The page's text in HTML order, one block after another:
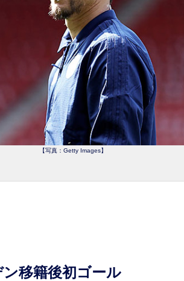
【写真：Getty Images】
ン移籍後初ゴール